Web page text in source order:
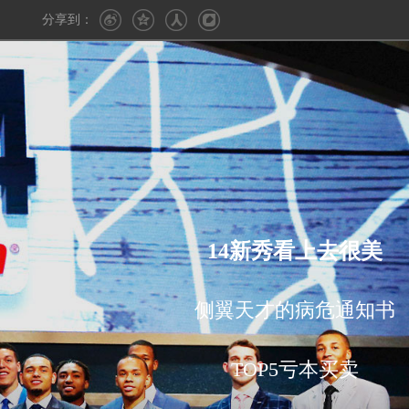
分享到：
14新秀看上去很美
侧翼天才的病危通知书
TOP5亏本买卖